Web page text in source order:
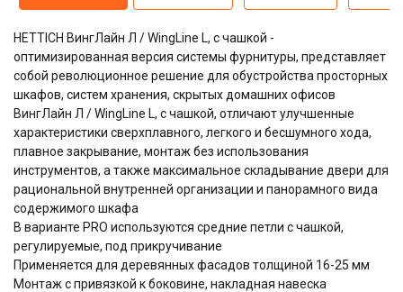
HETTICH ВингЛайн Л / WingLine L, с чашкой -
оптимизированная версия системы фурнитуры, представляет
собой революционное решение для обустройства просторных
шкафов, систем хранения, скрытых домашних офисов
ВингЛайн Л / WingLine L, с чашкой, отличают улучшенные
характеристики сверхплавного, легкого и бесшумного хода,
плавное закрывание, монтаж без использования
инструментов, а также максимальное складывание двери для
рациональной внутренней организации и панорамного вида
содержимого шкафа
В варианте PRO используются средние петли с чашкой,
регулируемые, под прикручивание
Применяется для деревянных фасадов толщиной 16-25 мм
Монтаж с привязкой к боковине, накладная навеска